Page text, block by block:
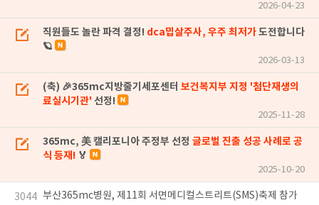
2026-04-23
직원들도 놀란 파격 결정! dca밉살주사, 우주 최저가도전합니다
🪐
2026-03-13
(축) 🎉365mc지방줄기세포센터 보건복지부 지정 '첨단재생의
료실시기관' 선정!
2025-11-28
365mc, 美 캘리포니아 주정부 선정 글로벌 진출 성공 사례로 공
식 등재! 🏅
2025-10-20
3044 부산365mc병원, 제11회 서면메디컬스트리트(SMS)축제 참가